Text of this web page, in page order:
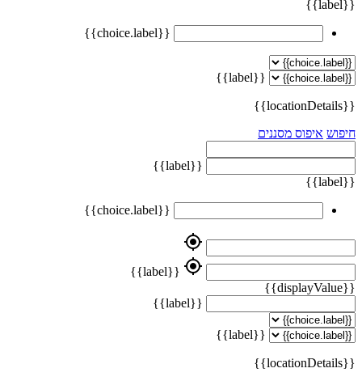
{{label}}
{{choice.label}}
{{label}}
{{locationDetails}}
חיפוש איפוס מסננים
{{label}}
{{label}}
{{choice.label}}
my_location
my_location
{{label}}
{{displayValue}}
{{label}}
{{label}}
{{locationDetails}}